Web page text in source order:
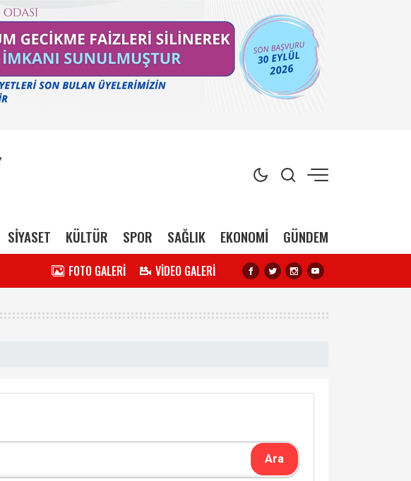
SİYASET KÜLTÜR SPOR SAĞLIK EKONOMİ GÜNDEM
FOTO GALERİ VİDEO GALERİ